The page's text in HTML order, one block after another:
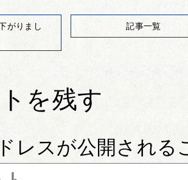
がりまし
記事一覧
を残す
レスが公開される